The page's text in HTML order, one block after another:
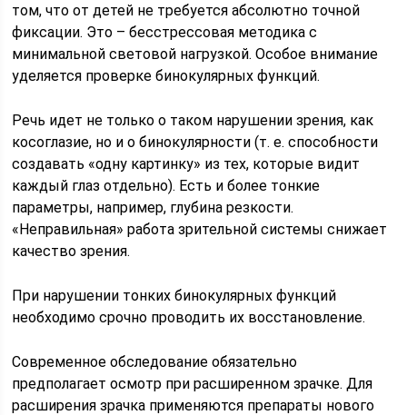
том, что от детей не требуется абсолютно точной
фиксации. Это – бесстрессовая методика с
минимальной световой нагрузкой. Особое внимание
уделяется проверке бинокулярных функций.
Речь идет не только о таком нарушении зрения, как
косоглазие, но и о бинокулярности (т. е. способности
создавать «одну картинку» из тех, которые видит
каждый глаз отдельно). Есть и более тонкие
параметры, например, глубина резкости.
«Неправильная» работа зрительной системы снижает
качество зрения.
При нарушении тонких бинокулярных функций
необходимо срочно проводить их восстановление.
Современное обследование обязательно
предполагает осмотр при расширенном зрачке. Для
расширения зрачка применяются препараты нового